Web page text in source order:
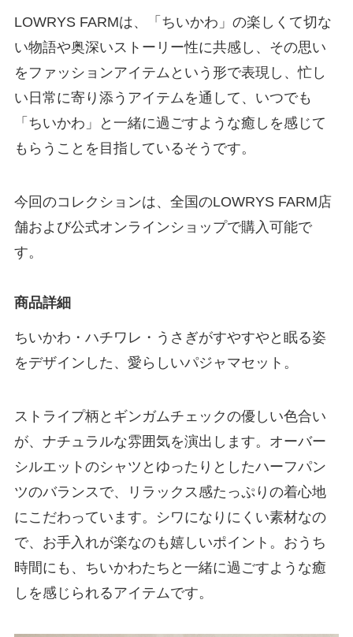
LOWRYS FARMは、「ちいかわ」の楽しくて切な
い物語や奥深いストーリー性に共感し、その思い
をファッションアイテムという形で表現し、忙し
い日常に寄り添うアイテムを通して、いつでも
「ちいかわ」と一緒に過ごすような癒しを感じて
もらうことを目指しているそうです。
今回のコレクションは、全国のLOWRYS FARM店
舗および公式オンラインショップで購入可能で
す。
商品詳細
ちいかわ・ハチワレ・うさぎがすやすやと眠る姿
をデザインした、愛らしいパジャマセット。
ストライプ柄とギンガムチェックの優しい色合い
が、ナチュラルな雰囲気を演出します。オーバー
シルエットのシャツとゆったりとしたハーフパン
ツのバランスで、リラックス感たっぷりの着心地
にこだわっています。シワになりにくい素材なの
で、お手入れが楽なのも嬉しいポイント。おうち
時間にも、ちいかわたちと一緒に過ごすような癒
しを感じられるアイテムです。